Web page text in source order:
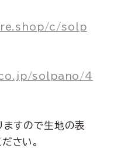
c/solp
solpano/4
ますので生地の表
さい。